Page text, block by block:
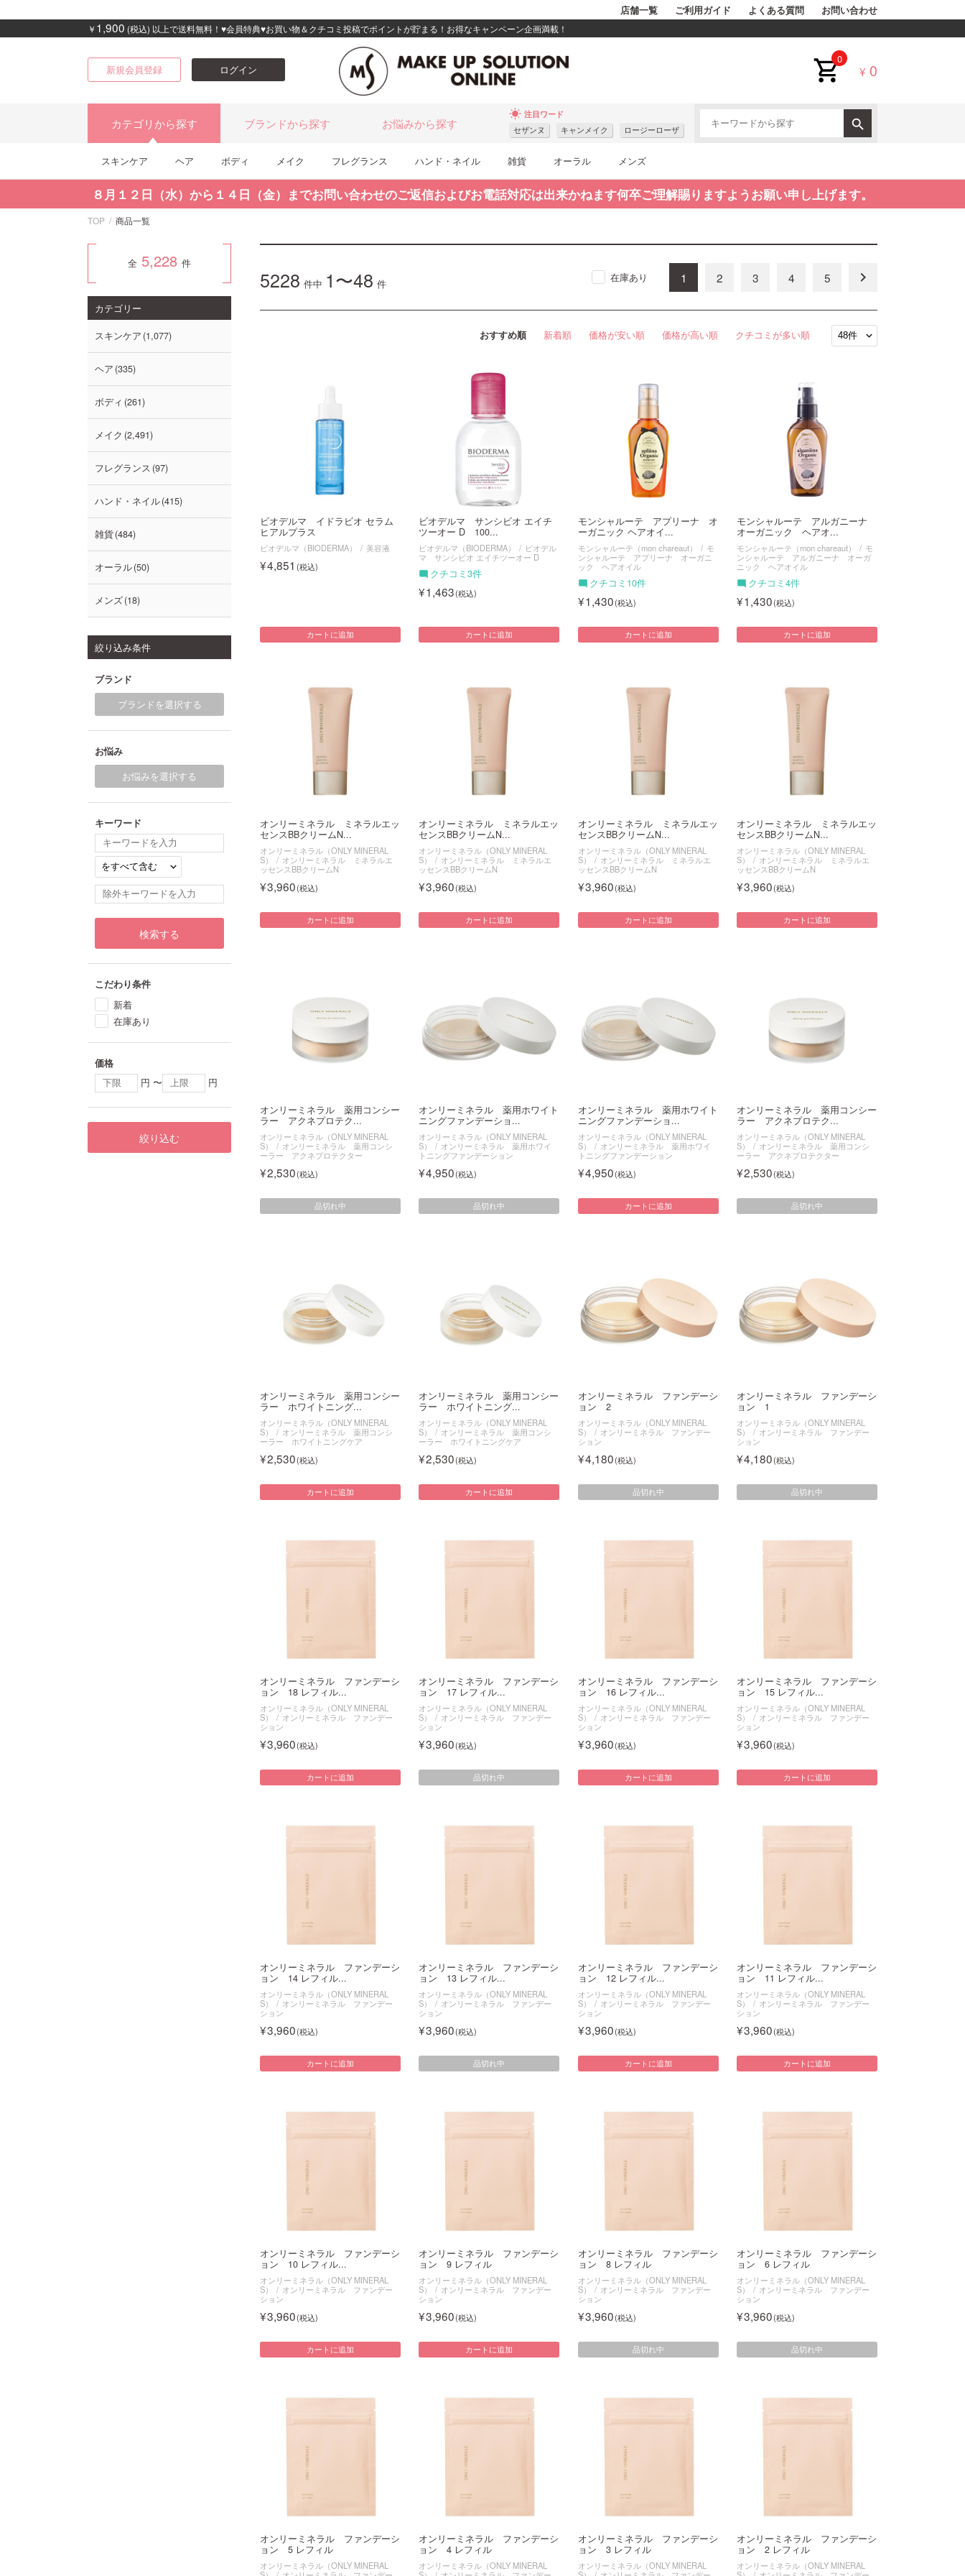
店舗一覧 ご利用ガイド よくある質問 お問い合わせ
￥ 1,900 (税込) 以上で送料無料！♥会員特典♥お買い物＆クチコミ投稿でポイントが貯まる！お得なキャンペーン企画満載！
新規会員登録 ログイン
0
¥ 0
カテゴリから探す ブランドから探す お悩みから探す
wb_sunny 注目ワード
セザンヌ キャンメイク ロージーローザ
スキンケア ヘア ボディ メイク フレグランス ハンド・ネイル 雑貨 オーラル メンズ
８月１２日（水）から１４日（金）までお問い合わせのご返信およびお電話対応は出来かねます何卒ご理解賜りますようお願い申し上げます。
TOP 商品一覧
5228 件中 1〜48 件 1 2 3 4 5 keyboard_arrow_right
在庫あり
おすすめ順 新着順 価格が安い順 価格が高い順 クチコミが多い順
ビオデルマ イドラビオ セラム
ヒアルプラス
ビオデルマ（BIODERMA） 美容液
4,851
カートに追加
ビオデルマ サンシビオ エイチ
ツーオー D 100...
ビオデルマ（BIODERMA）
ビオデル
マ サンシビオ エイチツーオー D
クチコミ3件
1,463
カートに追加
モンシャルーテ アプリーナ オ
ーガニック ヘアオイ...
モンシャルーテ（mon chareaut）
モ
ンシャルーテ アプリーナ オーガニ
ック ヘアオイル
クチコミ10件
1,430
カートに追加
モンシャルーテ アルガニーナ
オーガニック ヘアオ...
モンシャルーテ（mon chareaut）
モ
ンシャルーテ アルガニーナ オーガ
ニック ヘアオイル
クチコミ4件
1,430
カートに追加
オンリーミネラル ミネラルエッ
センスBBクリームN...
オンリーミネラル（ONLY MINERAL
S）
オンリーミネラル ミネラルエ
ッセンスBBクリームN
3,960
カートに追加
オンリーミネラル ミネラルエッ
センスBBクリームN...
オンリーミネラル（ONLY MINERAL
S）
オンリーミネラル ミネラルエ
ッセンスBBクリームN
3,960
カートに追加
オンリーミネラル ミネラルエッ
センスBBクリームN...
オンリーミネラル（ONLY MINERAL
S）
オンリーミネラル ミネラルエ
ッセンスBBクリームN
3,960
カートに追加
オンリーミネラル ミネラルエッ
センスBBクリームN...
オンリーミネラル（ONLY MINERAL
S）
オンリーミネラル ミネラルエ
ッセンスBBクリームN
3,960
カートに追加
オンリーミネラル 薬用コンシー
ラー アクネプロテク...
オンリーミネラル（ONLY MINERAL
S）
オンリーミネラル 薬用コンシ
ーラー アクネプロテクター
2,530
品切れ中
オンリーミネラル 薬用ホワイト
ニングファンデーショ...
オンリーミネラル（ONLY MINERAL
S）
オンリーミネラル 薬用ホワイ
トニングファンデーション
4,950
品切れ中
オンリーミネラル 薬用ホワイト
ニングファンデーショ...
オンリーミネラル（ONLY MINERAL
S）
オンリーミネラル 薬用ホワイ
トニングファンデーション
4,950
カートに追加
オンリーミネラル 薬用コンシー
ラー アクネプロテク...
オンリーミネラル（ONLY MINERAL
S）
オンリーミネラル 薬用コンシ
ーラー アクネプロテクター
2,530
品切れ中
オンリーミネラル 薬用コンシー
ラー ホワイトニング...
オンリーミネラル（ONLY MINERAL
S）
オンリーミネラル 薬用コンシ
ーラー ホワイトニングケア
2,530
カートに追加
オンリーミネラル 薬用コンシー
ラー ホワイトニング...
オンリーミネラル（ONLY MINERAL
S）
オンリーミネラル 薬用コンシ
ーラー ホワイトニングケア
2,530
カートに追加
オンリーミネラル ファンデーシ
ョン 2
オンリーミネラル（ONLY MINERAL
S）
オンリーミネラル ファンデー
ション
4,180
品切れ中
オンリーミネラル ファンデーシ
ョン 1
オンリーミネラル（ONLY MINERAL
S）
オンリーミネラル ファンデー
ション
4,180
品切れ中
オンリーミネラル ファンデーシ
ョン 18 レフィル...
オンリーミネラル（ONLY MINERAL
S）
オンリーミネラル ファンデー
ション
3,960
カートに追加
オンリーミネラル ファンデーシ
ョン 17 レフィル...
オンリーミネラル（ONLY MINERAL
S）
オンリーミネラル ファンデー
ション
3,960
品切れ中
オンリーミネラル ファンデーシ
ョン 16 レフィル...
オンリーミネラル（ONLY MINERAL
S）
オンリーミネラル ファンデー
ション
3,960
カートに追加
オンリーミネラル ファンデーシ
ョン 15 レフィル...
オンリーミネラル（ONLY MINERAL
S）
オンリーミネラル ファンデー
ション
3,960
カートに追加
オンリーミネラル ファンデーシ
ョン 14 レフィル...
オンリーミネラル（ONLY MINERAL
S）
オンリーミネラル ファンデー
ション
3,960
カートに追加
オンリーミネラル ファンデーシ
ョン 13 レフィル...
オンリーミネラル（ONLY MINERAL
S）
オンリーミネラル ファンデー
ション
3,960
品切れ中
オンリーミネラル ファンデーシ
ョン 12 レフィル...
オンリーミネラル（ONLY MINERAL
S）
オンリーミネラル ファンデー
ション
3,960
カートに追加
オンリーミネラル ファンデーシ
ョン 11 レフィル...
オンリーミネラル（ONLY MINERAL
S）
オンリーミネラル ファンデー
ション
3,960
カートに追加
オンリーミネラル ファンデーシ
ョン 10 レフィル...
オンリーミネラル（ONLY MINERAL
S）
オンリーミネラル ファンデー
ション
3,960
カートに追加
オンリーミネラル ファンデーシ
ョン 9 レフィル
オンリーミネラル（ONLY MINERAL
S）
オンリーミネラル ファンデー
ション
3,960
カートに追加
オンリーミネラル ファンデーシ
ョン 8 レフィル
オンリーミネラル（ONLY MINERAL
S）
オンリーミネラル ファンデー
ション
3,960
品切れ中
オンリーミネラル ファンデーシ
ョン 6 レフィル
オンリーミネラル（ONLY MINERAL
S）
オンリーミネラル ファンデー
ション
3,960
品切れ中
オンリーミネラル ファンデーシ
ョン 5 レフィル
オンリーミネラル（ONLY MINERAL
オンリーミネラル ファンデーシ
ョン 4 レフィル
オンリーミネラル（ONLY MINERAL
オンリーミネラル ファンデーシ
ョン 3 レフィル
オンリーミネラル（ONLY MINERAL
オンリーミネラル ファンデーシ
ョン 2 レフィル
オンリーミネラル（ONLY MINERAL
全 5,228 件
カテゴリー
スキンケア 1,077
ヘア 335
ボディ 261
メイク 2,491
フレグランス 97
ハンド・ネイル 415
雑貨 484
オーラル 50
メンズ 18
絞り込み条件
ブランド
ブランドを選択する
お悩み
お悩みを選択する
キーワード
検索する
こだわり条件
新着
在庫あり
価格
円 〜 円
絞り込む